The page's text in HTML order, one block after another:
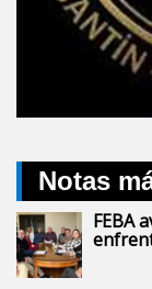
Notas
FEBA